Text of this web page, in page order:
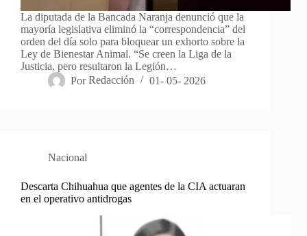
La diputada de la Bancada Naranja denunció que la
mayoría legislativa eliminó la “correspondencia” del
orden del día solo para bloquear un exhorto sobre la
Ley de Bienestar Animal. “Se creen la Liga de la
Justicia, pero resultaron la Legión…
Por Redacción 01- 05- 2026
Nacional
Descarta Chihuahua que agentes de la CIA actuaran
en el operativo antidrogas